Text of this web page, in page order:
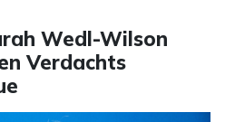
Wedl-Wilson
Verdachts